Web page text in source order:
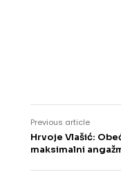
Previous article
Hrvoje Vlašić:
maksimalni